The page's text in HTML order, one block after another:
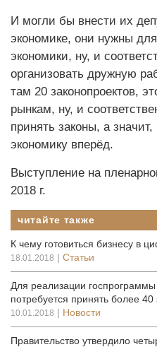
И могли бы внести их
экономике, они нужны
экономики, ну, и
организовать дружную
там 20 законопроектов,
рынкам, ну, и
принять законы, а
экономику вперёд.
Выступление на
2018 г.
читайте также
К чему готовиться бизнесу в
18.01.2018 | Статьи
Для реализации
потребуется принять более 40
10.01.2018 | Новости
Правительство утвердило